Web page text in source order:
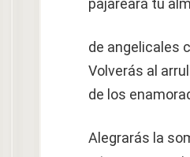
pajareará tu
de angelicales
Volverás al
de los
Alegrarás la